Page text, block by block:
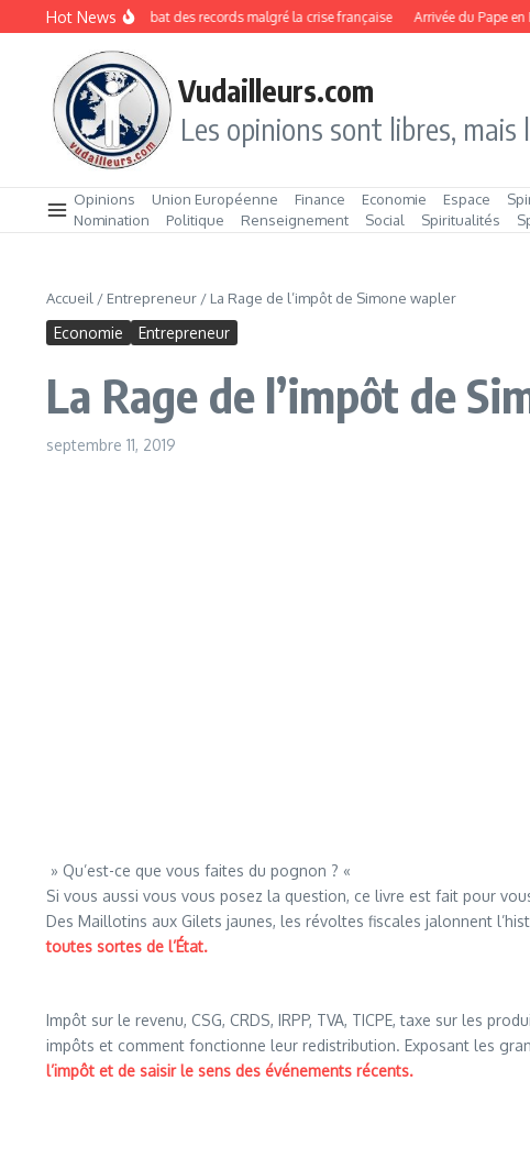
Aller au contenu
Hot News
Pourquoi le CAC 40 bat des records malgré la crise française Arrivée du Pape en
Vudailleurs.com
Les opinions sont libres,
Opinions Union Européenne Finance Economie Espace
Nomination
Politique Renseignement Social Spiritualités
Accueil / Entrepreneur / La Rage de l’impôt de Simone wapler
Economie Entrepreneur
La Rage de l’impôt de
septembre 11, 2019
» Qu’est-ce que vous faites du pognon ? «
Si vous aussi vous vous posez la question, ce livre est fait pour
Des Maillotins aux Gilets jaunes, les révoltes fiscales jalonnent
toutes sortes de l’État.
Impôt sur le revenu, CSG, CRDS, IRPP, TVA, TICPE, taxe sur les
impôts et comment fonctionne leur redistribution. Exposant les
l’impôt et de saisir le sens des événements récents.